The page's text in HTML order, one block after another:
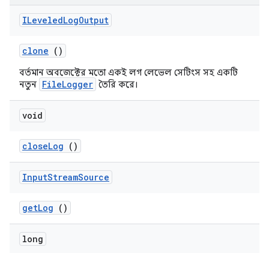
ILeveledLogOutput
clone ()
বর্তমান অবজেক্টের মতো একই লগ লেভেল সেটিংস সহ একটি
নতুন FileLogger তৈরি করে।
void
closeLog ()
InputStreamSource
getLog ()
long